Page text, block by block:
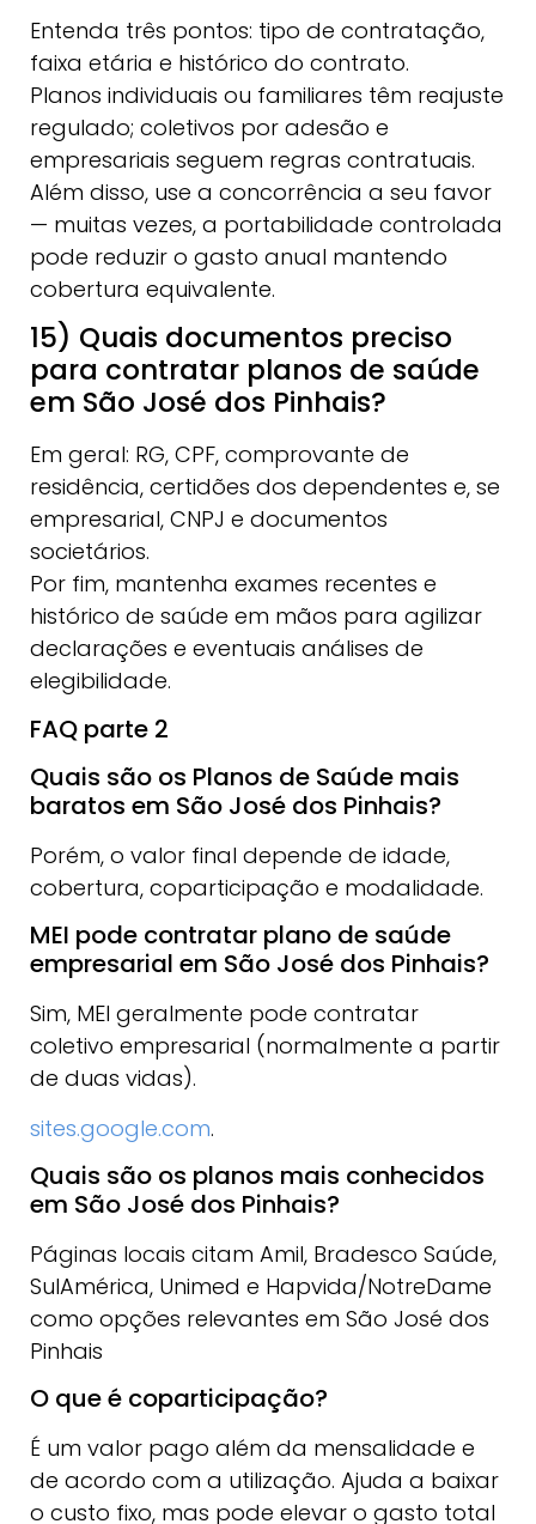
Entenda três pontos: tipo de contratação,
faixa etária e histórico do contrato.
Planos individuais ou familiares têm reajuste
regulado; coletivos por adesão e
empresariais seguem regras contratuais.
Além disso, use a concorrência a seu favor
— muitas vezes, a portabilidade controlada
pode reduzir o gasto anual mantendo
cobertura equivalente.
15) Quais documentos preciso
para contratar planos de saúde
em São José dos Pinhais?
Em geral: RG, CPF, comprovante de
residência, certidões dos dependentes e, se
empresarial, CNPJ e documentos
societários.
Por fim, mantenha exames recentes e
histórico de saúde em mãos para agilizar
declarações e eventuais análises de
elegibilidade.
FAQ parte 2
Quais são os Planos de Saúde mais
baratos em São José dos Pinhais?
Porém, o valor final depende de idade,
cobertura, coparticipação e modalidade.
MEI pode contratar plano de saúde
empresarial em São José dos Pinhais?
Sim, MEI geralmente pode contratar
coletivo empresarial (normalmente a partir
de duas vidas).
sites.google.com.
Quais são os planos mais conhecidos
em São José dos Pinhais?
Páginas locais citam Amil, Bradesco Saúde,
SulAmérica, Unimed e Hapvida/NotreDame
como opções relevantes em São José dos
Pinhais
O que é coparticipação?
É um valor pago além da mensalidade e
de acordo com a utilização. Ajuda a baixar
o custo fixo, mas pode elevar o gasto total